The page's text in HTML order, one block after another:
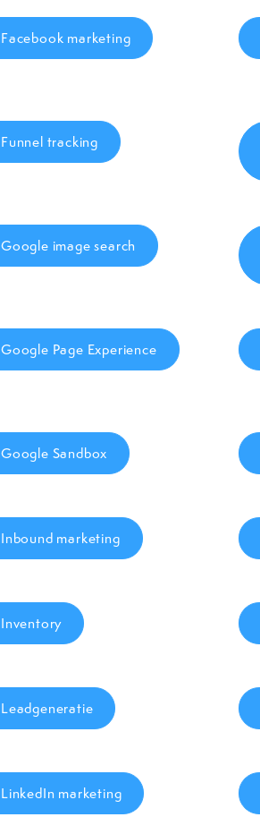
Facebook marketing
Funnel tracking
Google image search
Google Page Experience
Google Sandbox
Inbound marketing
Inventory
Leadgeneratie
LinkedIn marketing